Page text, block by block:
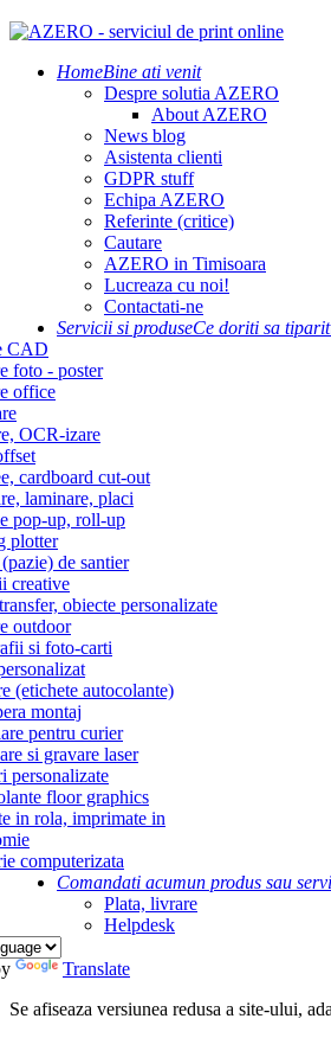
HomeBine ati venit
Despre solutia AZERO
About AZERO
News blog
Asistenta clienti
GDPR stuff
Echipa AZERO
Referinte (critice)
Cautare
AZERO in Timisoara
Lucreaza cu noi!
Contactati-ne
Servicii si produseCe doriti sa
CAD
foto - poster
office
OCR-izare
cardboard cut-out
laminare, placi
pop-up, roll-up
plotter
de santier
creative
obiecte personalizate
outdoor
si foto-carti
(etichete autocolante)
montaj
pentru curier
si gravare laser
personalizate
floor graphics
in rola, imprimate in
computerizata
Comandati acumun produs sau
Plata, livrare
Helpdesk
Translate
Se afiseaza versiunea redusa a site-ului,